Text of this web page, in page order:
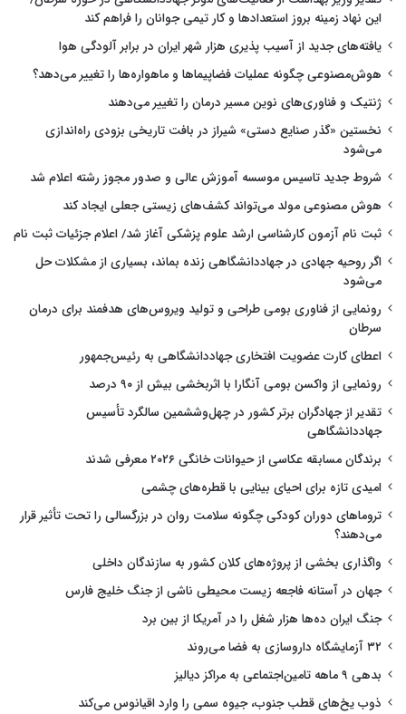
این نهاد زمینه بروز استعدادها و کار تیمی جوانان را فراهم کند
یافته‌های جدید از آسیب پذیری هزار شهر ایران در برابر آلودگی هوا
هوش‌مصنوعی چگونه عملیات فضاپیماها و ماهواره‌ها را تغییر می‌دهد؟
ژنتیک و فناوری‌های نوین مسیر درمان را تغییر می‌دهند
نخستین «گذر صنایع دستی» شیراز در بافت تاریخی بزودی راه‌اندازی
می‌شود
شروط جدید تاسیس موسسه آموزش عالی و صدور مجوز رشته اعلام شد
هوش مصنوعی مولد می‌تواند کشف‌های زیستی جعلی ایجاد کند
ثبت نام آزمون کارشناسی ارشد علوم پزشکی آغاز شد/ اعلام جزئیات ثبت نام
اگر روحیه جهادی در جهاددانشگاهی زنده بماند، بسیاری از مشکلات حل
می‌شود
رونمایی از فناوری بومی طراحی و تولید ویروس‌های هدفمند برای درمان
سرطان
اعطای کارت عضویت افتخاری جهاددانشگاهی به رئیس‌جمهور
رونمایی از واکسن بومی آنگارا با اثربخشی بیش از ۹۰ درصد
تقدیر از جهادگران برتر کشور در چهل‌وششمین سالگرد تأسیس
جهاددانشگاهی
برندگان مسابقه عکاسی از حیوانات خانگی ۲۰۲۶ معرفی شدند
امیدی تازه برای احیای بینایی با قطره‌های چشمی
تروماهای دوران کودکی چگونه سلامت روان در بزرگسالی را تحت تأثیر قرار
می‌دهند؟
واگذاری بخشی از پروژه‌های کلان کشور به سازندگان داخلی
جهان در آستانه فاجعه زیست محیطی ناشی از جنگ خلیج فارس
جنگ ایران ده‌ها هزار شغل را در آمریکا از بین برد
۳۲ آزمایشگاه داروسازی به فضا می‌روند
بدهی ۹ ماهه تامین‌اجتماعی به مراکز دیالیز
ذوب یخ‌های قطب جنوب، جیوه سمی را وارد اقیانوس می‌کند